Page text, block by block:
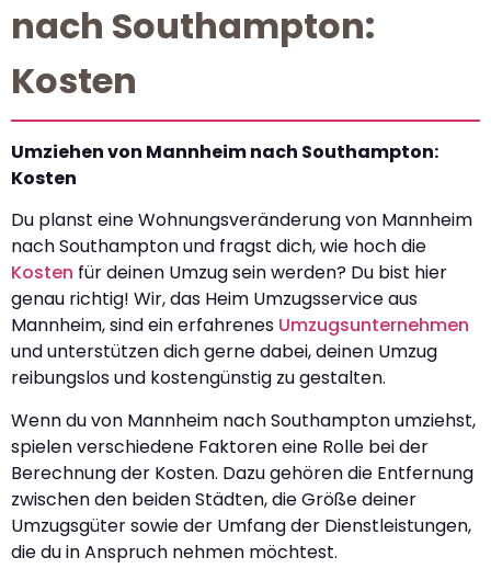
nach Southampton:
Kosten
Umziehen von Mannheim nach Southampton:
Kosten
Du planst eine Wohnungsveränderung von Mannheim
nach Southampton und fragst dich, wie hoch die
Kosten für deinen Umzug sein werden? Du bist hier
genau richtig! Wir, das Heim Umzugsservice aus
Mannheim, sind ein erfahrenes Umzugsunternehmen
und unterstützen dich gerne dabei, deinen Umzug
reibungslos und kostengünstig zu gestalten.
Wenn du von Mannheim nach Southampton umziehst,
spielen verschiedene Faktoren eine Rolle bei der
Berechnung der Kosten. Dazu gehören die Entfernung
zwischen den beiden Städten, die Größe deiner
Umzugsgüter sowie der Umfang der Dienstleistungen,
die du in Anspruch nehmen möchtest.